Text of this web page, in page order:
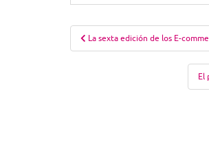
Navegación
de
La sexta edición de los E-
El